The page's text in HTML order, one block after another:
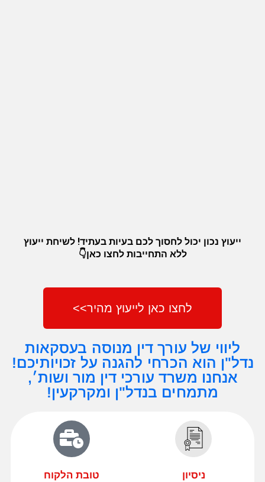
ייעוץ נכון יכול לחסוך לכם בעיות בעתיד! לשיחת ייעוץ
ללא התחייבות לחצו כאן👇
לחצו כאן לייעוץ מהיר>>
ליווי של עורך דין מנוסה בעסקאות
נדל"ן הוא הכרחי להגנה על זכויותיכם!
אנחנו משרד עורכי דין מור ושות׳,
מתמחים בנדל"ן ומקרקעין!
ניסיון טובת הלקוח